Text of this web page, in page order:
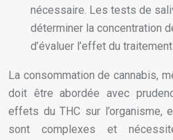
nécessaire. Les tests de
déterminer la concentration
d’évaluer l’effet du
La consommation de cannabis,
doit être abordée avec
effets du THC sur l’organisme,
sont complexes et